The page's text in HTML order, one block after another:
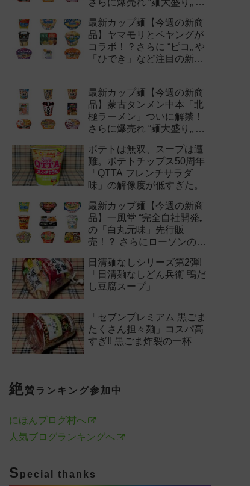
作まとめ！
最新カップ麺【今週の新商
品】ヤマモリとペヤングが
コラボ！？さらに “ピコ„ や
「ひでき」など注目の新作
最新カップ麺【今週の新商
品】蒙古タンメン中本「北
極ラーメン」ついに解禁！
さらに爆売れ “麺大盛り„ シ
作まとめ！
ポテトは無双、スープは遭
難。ポテトチップス50周年
「QTTA フレンチサラダ
味」の解像度が低すぎた。
最新カップ麺【今週の新商
品】一風堂 “完全自社開発„
の「白丸元味」先行販
売！？ さらにローソンの激
新作まとめ！
日清麺なしシリーズ第2弾!
「日清麺なしどん兵衛 鴨だ
し豆腐スープ」
「セブンプレミアム 黒ごま
たくさん担々麺」コスパ高
すぎ!! 黒ごま炸裂の一杯
絶賛ランキング参加中
にほんブログ村へ
人気ブログランキングへ
S pecial thanks